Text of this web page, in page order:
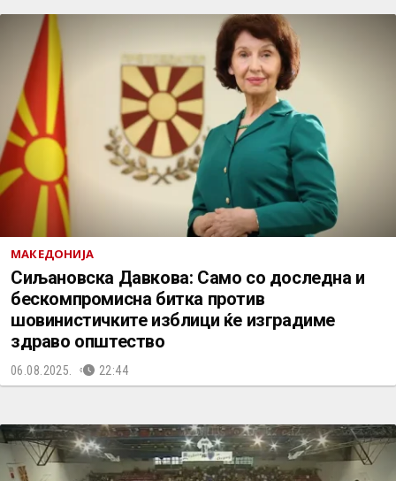
МАКЕДОНИЈА
Сиљановска Давкова: Само со доследна и
бескомпромисна битка против
шовинистичките изблици ќе изградиме
здраво општество
06.08.2025. 22:44